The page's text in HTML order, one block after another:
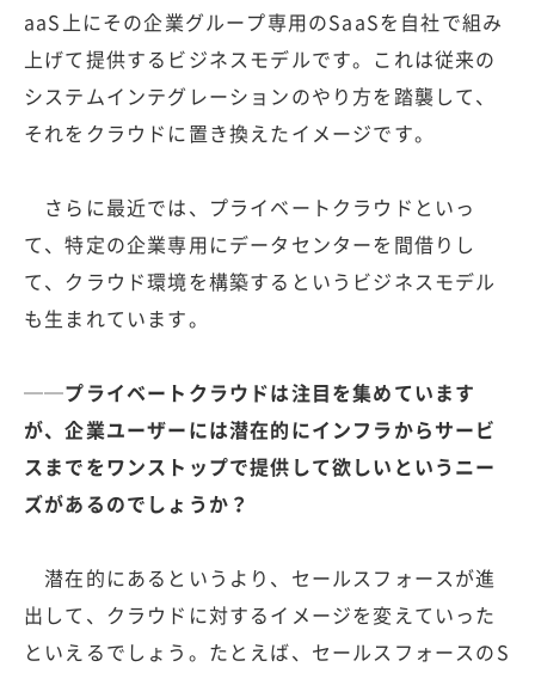
aaS上にその企業グループ専用のSaaSを自社で組み
上げて提供するビジネスモデルです。これは従来の
システムインテグレーションのやり方を踏襲して、
それをクラウドに置き換えたイメージです。
さらに最近では、プライベートクラウドといっ
て、特定の企業専用にデータセンターを間借りし
て、クラウド環境を構築するというビジネスモデル
も生まれています。
──プライベートクラウドは注目を集めています
が、企業ユーザーには潜在的にインフラからサービ
スまでをワンストップで提供して欲しいというニー
ズがあるのでしょうか？
潜在的にあるというより、セールスフォースが進
出して、クラウドに対するイメージを変えていった
といえるでしょう。たとえば、セールスフォースのS